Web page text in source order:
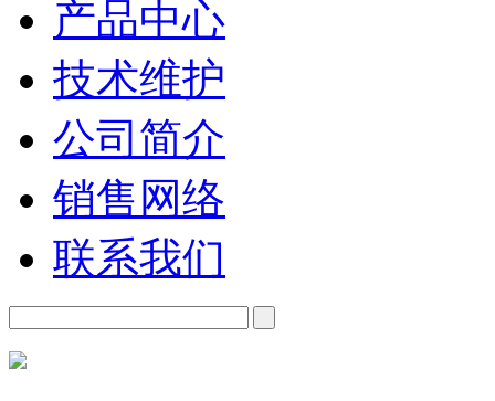
产品中心
技术维护
公司简介
销售网络
联系我们